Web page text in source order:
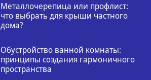
Металлочерепица или профлист:
что выбрать для крыши частного
дома?
Обустройство ванной комнаты:
принципы создания гармоничного
пространства